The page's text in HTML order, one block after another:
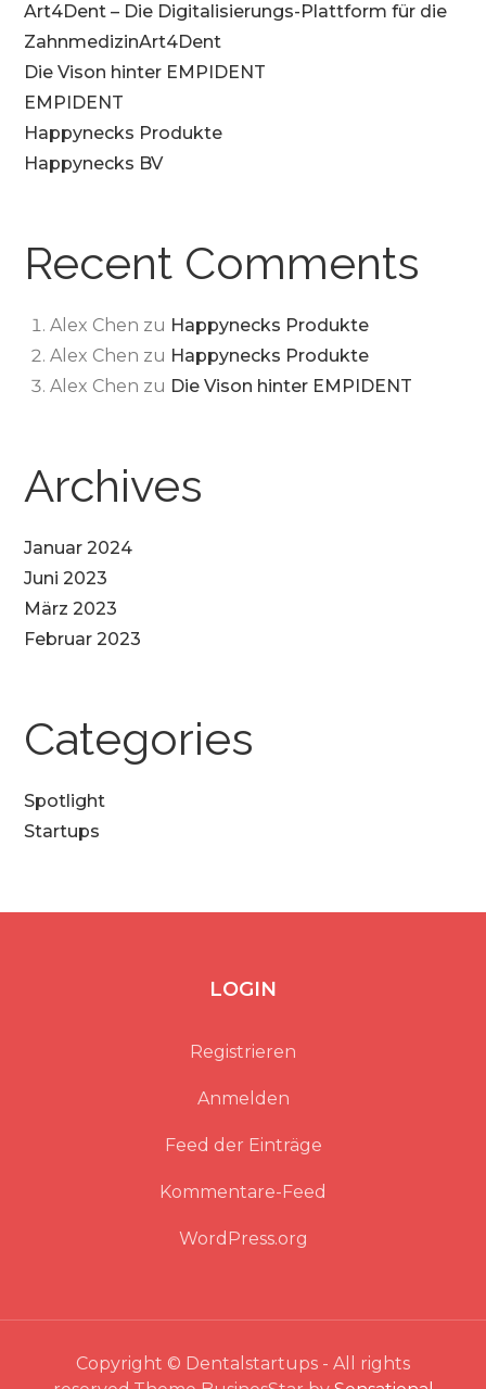
Art4Dent – Die Digitalisierungs-Plattform für die
ZahnmedizinArt4Dent
Die Vison hinter EMPIDENT
EMPIDENT
Happynecks Produkte
Happynecks BV
Recent Comments
Alex Chen zu Happynecks Produkte
Alex Chen zu Happynecks Produkte
Alex Chen zu Die Vison hinter EMPIDENT
Archives
Januar 2024
Juni 2023
März 2023
Februar 2023
Categories
Spotlight
Startups
LOGIN
Registrieren
Anmelden
Feed der Einträge
Kommentare-Feed
WordPress.org
Copyright © Dentalstartups - All rights